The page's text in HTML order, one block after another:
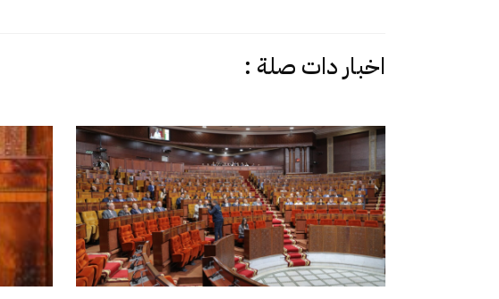
اخبار دات صلة :